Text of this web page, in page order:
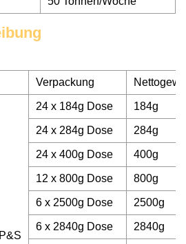
Verpackung
24 x 184g Dose 184g
24 x 284g Dose 284g
24 x 400g Dose 400g
12 x 800g Dose 800g
6 x 2500g Dose 2500g
6 x 2840g Dose 2840g